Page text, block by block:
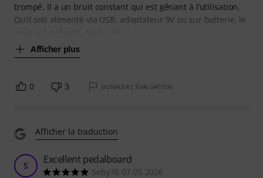
trompé. Il a un bruit constant qui est gênant à l’utilisation.
Qu’il soit alimenté via USB, adaptateur 9V ou sur batterie, le
Afficher plus
0 3 SIGNALER L'ÉVALUATION
Afficher la traduction
S Excellent pedalboard
Seby76 07.05.2026